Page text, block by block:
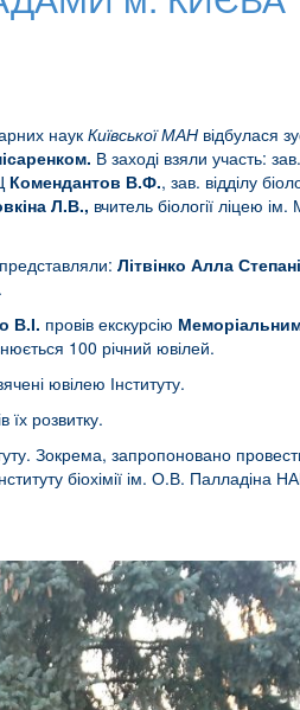
наук Київської МАН відбулася
В заході взяли участь:
Комендантов В.Ф., зав. відділу
Л.В., вчитель біології ліцею
Літвінко Алла
В.І. провів екскурсію
100 річний ювілей.
ювілею Інституту.
розвитку.
Зокрема, запропоновано
біохімії ім. О.В. Палладіна